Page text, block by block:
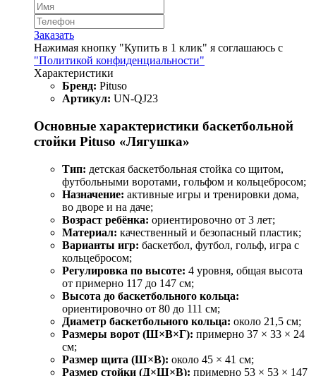
Заказать
Нажимая кнопку "Купить в 1 клик" я соглашаюсь с
"Политикой конфиденциальности"
Характеристики
Бренд: Pituso
Артикул: UN-QJ23
Основные характеристики баскетбольной
стойки Pituso «Лягушка»
Тип: детская баскетбольная стойка со щитом,
футбольными воротами, гольфом и кольцебросом;
Назначение: активные игры и тренировки дома,
во дворе и на даче;
Возраст ребёнка: ориентировочно от 3 лет;
Материал: качественный и безопасный пластик;
Варианты игр: баскетбол, футбол, гольф, игра с
кольцебросом;
Регулировка по высоте: 4 уровня, общая высота
от примерно 117 до 147 см;
Высота до баскетбольного кольца:
ориентировочно от 80 до 111 см;
Диаметр баскетбольного кольца: около 21,5 см;
Размеры ворот (Ш×В×Г): примерно 37 × 33 × 24
см;
Размер щита (Ш×В): около 45 × 41 см;
Размер стойки (Д×Ш×В): примерно 53 × 53 × 147